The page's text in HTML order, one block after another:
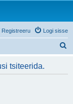
Logi sisse
Registreeru
tsiteerida.